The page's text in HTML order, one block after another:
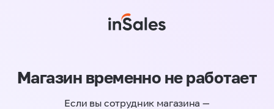
Магазин временно не работает
Если вы сотрудник магазина —